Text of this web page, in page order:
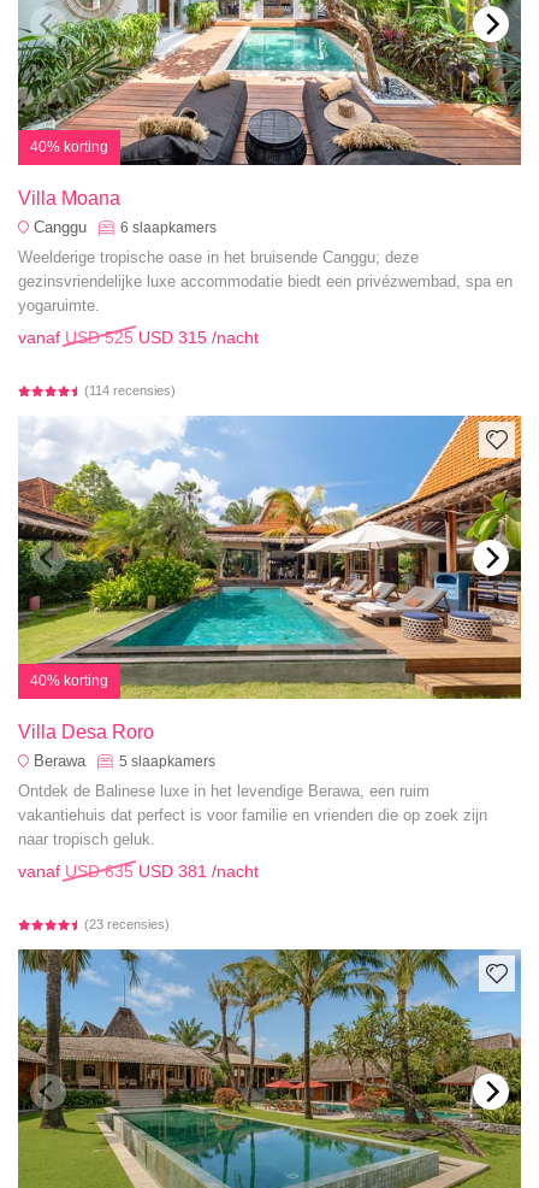
40% korting
Villa Moana
Canggu 6 slaapkamers
Weelderige tropische oase in het bruisende Canggu; deze
gezinsvriendelijke luxe accommodatie biedt een privézwembad, spa en
yogaruimte.
vanaf USD 525 USD 315 /nacht
(114 recensies)
40% korting
Villa Desa Roro
Berawa 5 slaapkamers
Ontdek de Balinese luxe in het levendige Berawa, een ruim
vakantiehuis dat perfect is voor familie en vrienden die op zoek zijn
naar tropisch geluk.
vanaf USD 635 USD 381 /nacht
(23 recensies)